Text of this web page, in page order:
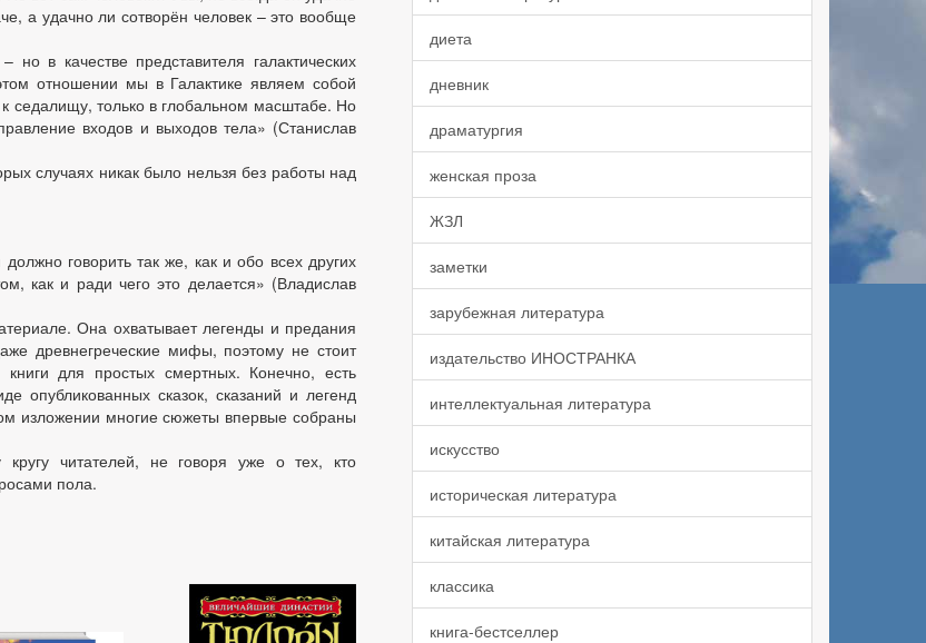
а удачно ли сотворён человек – это вообще
в качестве представителя галактических
отношении мы в Галактике являем собой
к седалищу, только в глобальном масштабе. Но
входов и выходов тела» (Станислав
случаях никак было нельзя без работы над
говорить так же, как и обо всех других
как и ради чего это делается» (Владислав
Она охватывает легенды и предания
древнегреческие мифы, поэтому не стоит
книги для простых смертных. Конечно, есть
опубликованных сказок, сказаний и легенд
изложении многие сюжеты впервые собраны
читателей, не говоря уже о тех, кто
пола.
диета
дневник
драматургия
женская проза
ЖЗЛ
заметки
зарубежная литература
издательство ИНОСТРАНКА
интеллектуальная литература
искусство
историческая литература
китайская литература
классика
книга-бестселлер